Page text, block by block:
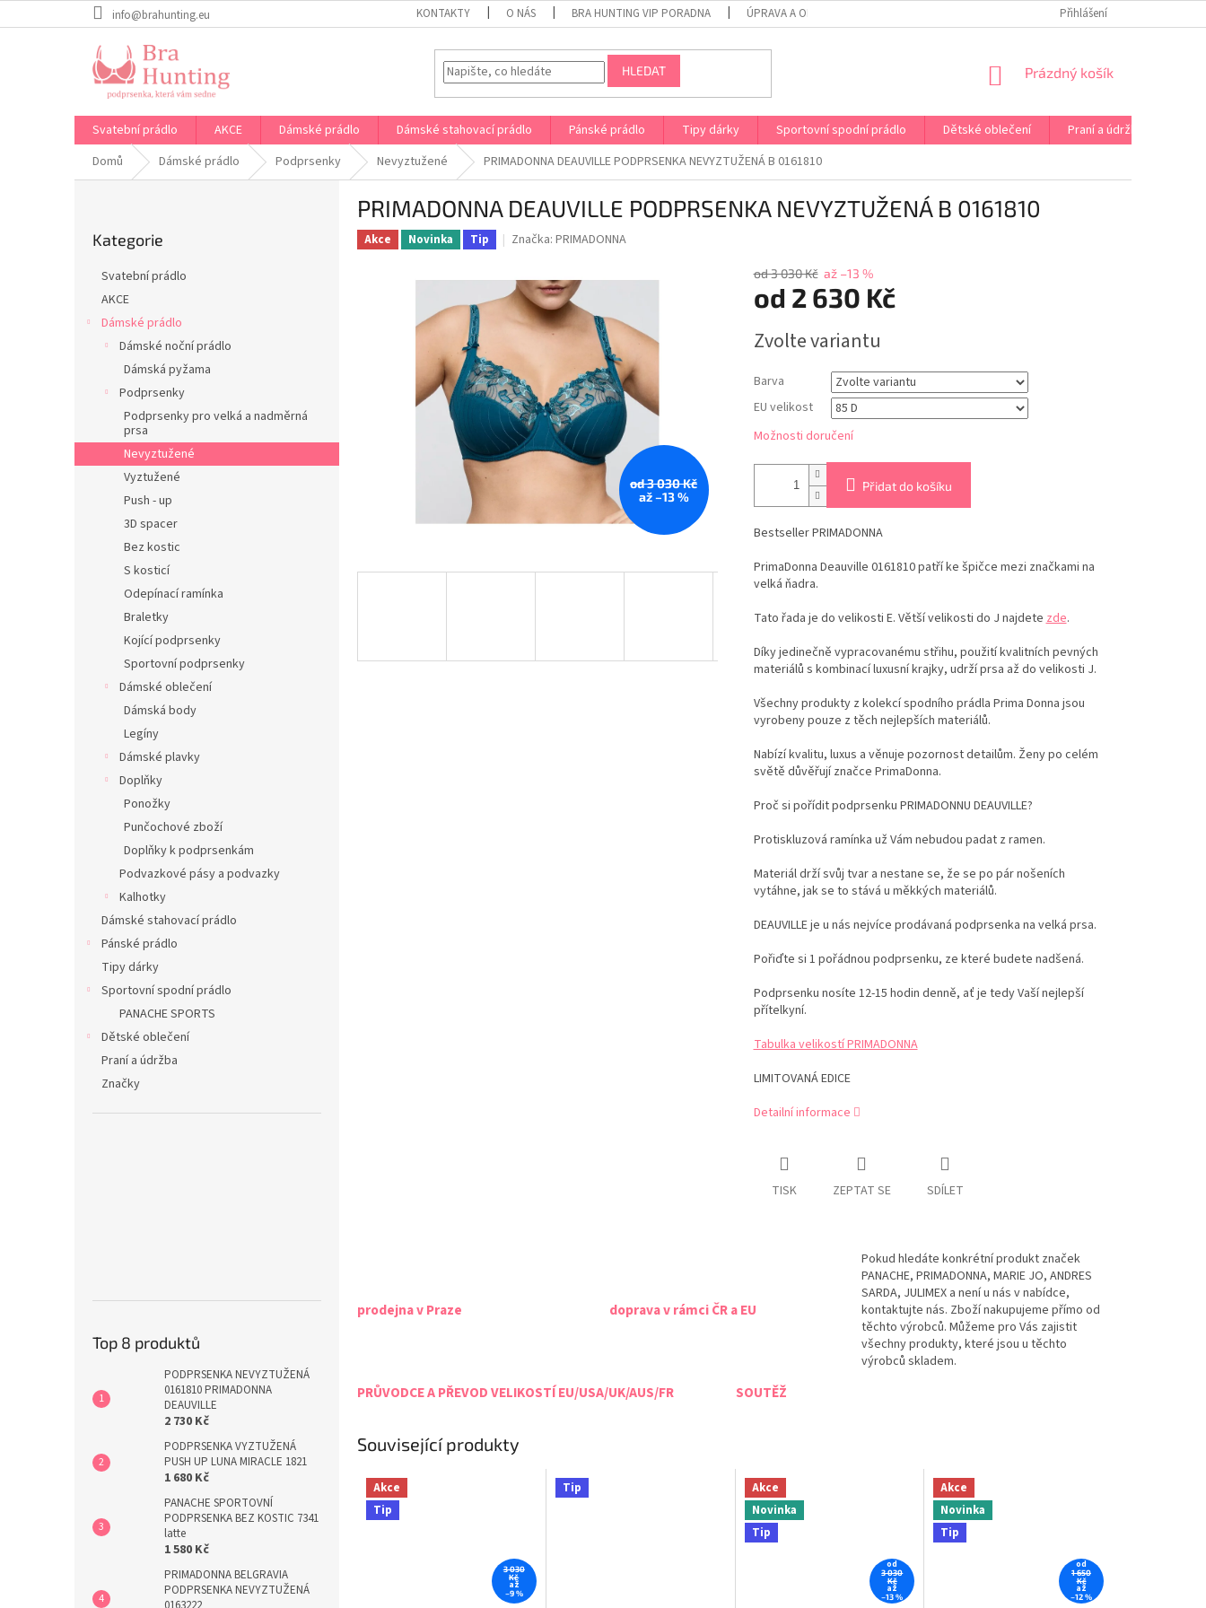
na
info@brahunting.eu KONTAKTY O NÁS BRA HUNTING VIP PORADNA ÚPRAVA A OPRAVA PRÁDLA NA MÍRU DOPRAVA A PLATBA ČR A EU
Přihlášení
HLEDAT
NÁKUPNÍ
Prázdný košík
Svatební prádlo AKCE Dámské prádlo Dámské stahovací prádlo Pánské prádlo Tipy dárky Sportovní spodní prádlo Dětské oblečení Praní a údržba
Domů
Dámské prádlo Podprsenky Nevyztužené PRIMADONNA DEAUVILLE PODPRSENKA NEVYZTUŽENÁ B 0161810
l
kategorie
Kategorie
Svatební prádlo
AKCE
Dámské prádlo
Dámské noční prádlo
Dámská pyžama
Podprsenky
Podprsenky pro velká a nadměrná
prsa
Nevyztužené
Vyztužené
Push - up
3D spacer
Bez kostic
S kosticí
Odepínací ramínka
Braletky
Kojící podprsenky
Sportovní podprsenky
Dámské oblečení
Dámská body
Legíny
Dámské plavky
Doplňky
Ponožky
Punčochové zboží
Doplňky k podprsenkám
Podvazkové pásy a podvazky
Kalhotky
Dámské stahovací prádlo
Pánské prádlo
Tipy dárky
Sportovní spodní prádlo
PANACHE SPORTS
Dětské oblečení
Praní a údržba
Značky
Top 8 produktů
PODPRSENKA NEVYZTUŽENÁ
0161810 PRIMADONNA
DEAUVILLE
2 730 Kč
PODPRSENKA VYZTUŽENÁ
PUSH UP LUNA MIRACLE 1821
1 680 Kč
PANACHE SPORTOVNÍ
PODPRSENKA BEZ KOSTIC 7341
latte
1 580 Kč
PRIMADONNA BELGRAVIA
PODPRSENKA NEVYZTUŽENÁ
PRIMADONNA DEAUVILLE PODPRSENKA NEVYZTUŽENÁ B 0161810
Akce Novinka Tip Značka: PRIMADONNA
od 3 030 Kč
až –13 %
od 3 030 Kč až –13 %
od 2 630 Kč
cena:
Zvolte variantu
Barva
EU velikost
Možnosti doručení
Přidat do košíku
Bestseller PRIMADONNA
PrimaDonna Deauville 0161810 patří ke špičce mezi značkami na
velká ňadra.
Tato řada je do velikosti E. Větší velikosti do J najdetezde.
Díky jedinečně vypracovanému střihu, použití kvalitních pevných
materiálů s kombinací luxusní krajky, udrží prsa až do velikosti J.
Všechny produkty z kolekcí spodního prádla Prima Donna jsou
vyrobeny pouze z těch nejlepších materiálů.
Nabízí kvalitu, luxus a věnuje pozornost detailům. Ženy po celém
světě důvěřují značce PrimaDonna.
Proč si pořídit podprsenku PRIMADONNU DEAUVILLE?
Protiskluzová ramínka už Vám nebudou padat z ramen.
Materiál drží svůj tvar a nestane se, že se po pár nošeních
vytáhne, jak se to stává u měkkých materiálů.
DEAUVILLE je u nás nejvíce prodávaná podprsenka na velká prsa.
Pořiďte si 1 pořádnou podprsenku, ze které budete nadšená.
Podprsenku nosíte 12-15 hodin denně, ať je tedy Vaší nejlepší
přítelkyní.
Tabulka velikostí PRIMADONNA
LIMITOVANÁ EDICE
Detailní informace
TISK ZEPTAT SE SDÍLET
prodejna v Praze doprava v rámci ČR a EU
Pokud hledáte konkrétní produkt značek
PANACHE, PRIMADONNA, MARIE JO, ANDRES
SARDA, JULIMEX a není u nás v nabídce,
kontaktujte nás. Zboží nakupujeme přímo od
těchto výrobců. Můžeme pro Vás zajistit
všechny produkty, které jsou u těchto
výrobců skladem.
PRŮVODCE A PŘEVOD VELIKOSTÍ EU/USA/UK/AUS/FR SOUTĚŽ
Související produkty
Akce
Tip
3 030
Kč
až
–9 %
Tip
Akce
Novinka
Tip
od
3 030
Kč
až
–13 %
Akce
Novinka
Tip
od
1 650
Kč
až
–12 %